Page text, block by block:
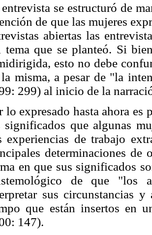
se estructuró de
de que las mujeres
abiertas las
tema que se planteó. Si
esto no debe
misma, a pesar de "la
299) al inicio de la
lo expresado hasta ahora
significados que algunas
experiencias de trabajo
determinaciones
en que sus significados
de que "los
sus circunstancias y
que están insertos en
147).